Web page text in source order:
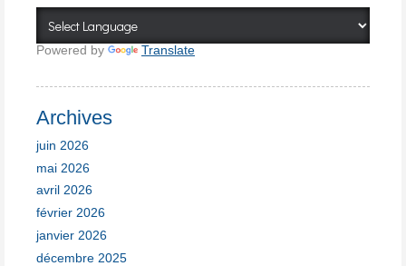
Powered by Translate
Archives
juin 2026
mai 2026
avril 2026
février 2026
janvier 2026
décembre 2025